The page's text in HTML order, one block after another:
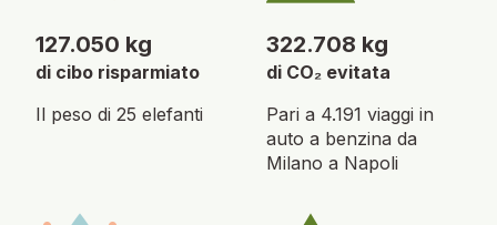
127.050 kg
di cibo risparmiato
Il peso di 25 elefanti
322.708 kg
di CO₂ evitata
Pari a 4.191 viaggi in
auto a benzina da
Milano a Napoli